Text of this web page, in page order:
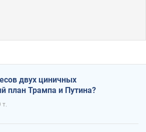
двух циничных
план Трампа и Путина?
т.